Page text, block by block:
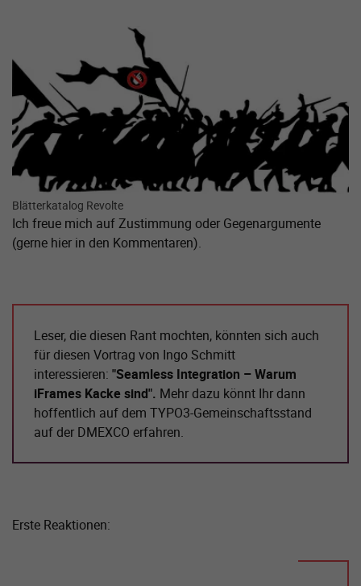
Zeige größere Version von:
Blätterkatalog Revolte
Ich freue mich auf Zustimmung oder Gegenargumente
(gerne hier in den Kommentaren).
Leser, die diesen Rant mochten, könnten sich auch
für diesen Vortrag von Ingo Schmitt
interessieren:"Seamless Integration – Warum
iFrames Kacke sind". Mehr dazu könnt Ihr dann
hoffentlich auf dem TYPO3-Gemeinschaftsstand
auf der DMEXCO erfahren.
Erste Reaktionen: